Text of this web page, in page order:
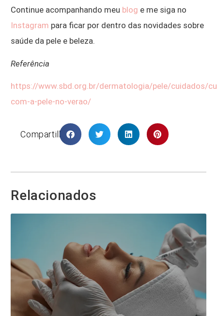
Continue acompanhando meu blog e me siga no
Instagram para ficar por dentro das novidades sobre
saúde da pele e beleza.
Referência
https://www.sbd.org.br/dermatologia/pele/cuidados/
com-a-pele-no-verao/
Compartilhar
Relacionados